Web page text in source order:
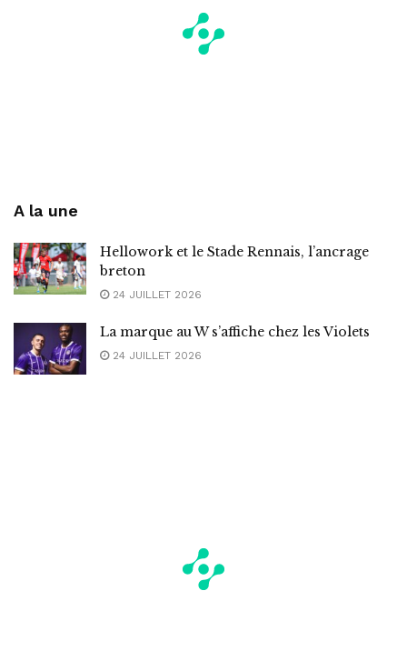
A la une
Hellowork et le Stade Rennais, l’ancrage
breton
24 JUILLET 2026
La marque au W s’affiche chez les Violets
24 JUILLET 2026